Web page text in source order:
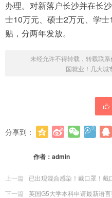
办理。对新落户长沙并在长
士10万元、硕士2万元、学
贴，分两年发放。
未经允许不得转载，转载联系
国就业！几大城
分享到：
作者： admin
上一篇
已出现混合感染！戴口罩！戴
下一篇
英国G5大学本科申请最新语